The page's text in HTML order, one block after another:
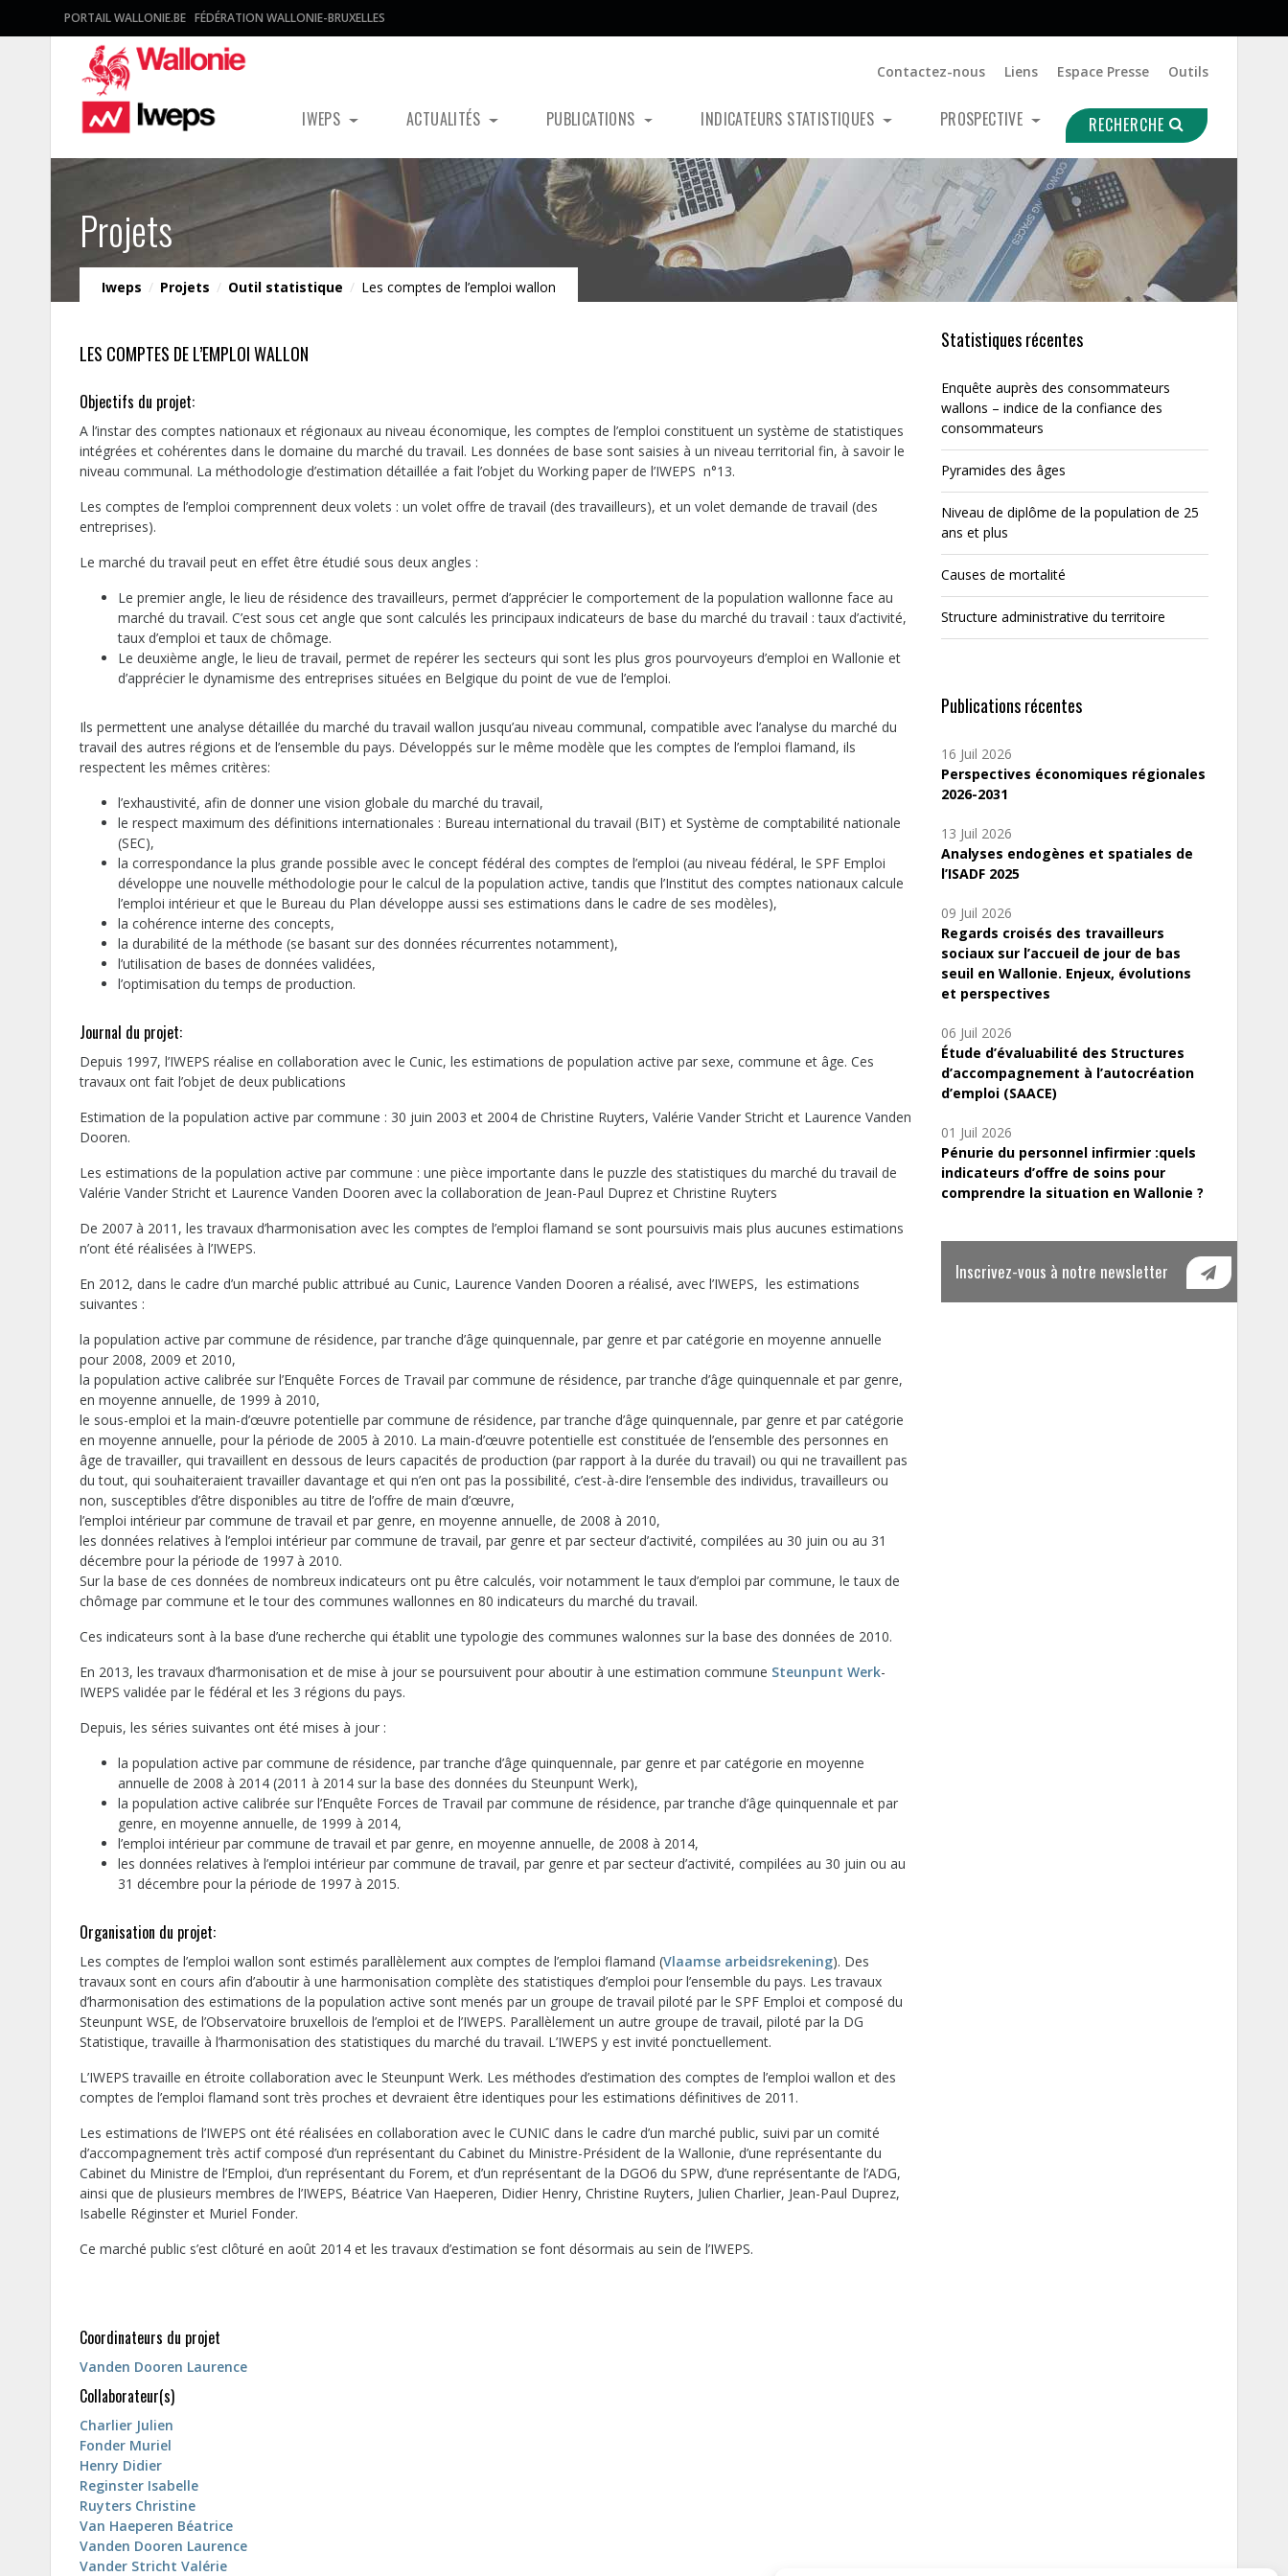
PORTAIL WALLONIE.BE FÉDÉRATION WALLONIE-BRUXELLES
Contactez-nous Liens Espace Presse Outils
IWEPS ACTUALITÉS PUBLICATIONS INDICATEURS STATISTIQUES PROSPECTIVE RECHERCHE
Projets
Iweps / Projets / Outil statistique / Les comptes de l’emploi wallon
LES COMPTES DE L’EMPLOI WALLON
Objectifs du projet:
A l’instar des comptes nationaux et régionaux au niveau économique, les comptes de l’emploi constituent un système de statistiques
intégrées et cohérentes dans le domaine du marché du travail. Les données de base sont saisies à un niveau territorial fin, à savoir le
niveau communal. La méthodologie d’estimation détaillée a fait l’objet du Working paper de l’IWEPS n°13.
Les comptes de l’emploi comprennent deux volets : un volet offre de travail (des travailleurs), et un volet demande de travail (des
entreprises).
Le marché du travail peut en effet être étudié sous deux angles :
Le premier angle, le lieu de résidence des travailleurs, permet d’apprécier le comportement de la population wallonne face au
marché du travail. C’est sous cet angle que sont calculés les principaux indicateurs de base du marché du travail : taux d’activité,
taux d’emploi et taux de chômage.
Le deuxième angle, le lieu de travail, permet de repérer les secteurs qui sont les plus gros pourvoyeurs d’emploi en Wallonie et
d’apprécier le dynamisme des entreprises situées en Belgique du point de vue de l’emploi.
Ils permettent une analyse détaillée du marché du travail wallon jusqu’au niveau communal, compatible avec l’analyse du marché du
travail des autres régions et de l’ensemble du pays. Développés sur le même modèle que les comptes de l’emploi flamand, ils
respectent les mêmes critères:
l’exhaustivité, afin de donner une vision globale du marché du travail,
le respect maximum des définitions internationales : Bureau international du travail (BIT) et Système de comptabilité nationale
(SEC),
la correspondance la plus grande possible avec le concept fédéral des comptes de l’emploi (au niveau fédéral, le SPF Emploi
développe une nouvelle méthodologie pour le calcul de la population active, tandis que l’Institut des comptes nationaux calcule
l’emploi intérieur et que le Bureau du Plan développe aussi ses estimations dans le cadre de ses modèles),
la cohérence interne des concepts,
la durabilité de la méthode (se basant sur des données récurrentes notamment),
l’utilisation de bases de données validées,
l’optimisation du temps de production.
Journal du projet:
Depuis 1997, l’IWEPS réalise en collaboration avec le Cunic, les estimations de population active par sexe, commune et âge. Ces
travaux ont fait l’objet de deux publications
Estimation de la population active par commune : 30 juin 2003 et 2004 de Christine Ruyters, Valérie Vander Stricht et Laurence Vanden
Dooren.
Les estimations de la population active par commune : une pièce importante dans le puzzle des statistiques du marché du travail de
Valérie Vander Stricht et Laurence Vanden Dooren avec la collaboration de Jean-Paul Duprez et Christine Ruyters
De 2007 à 2011, les travaux d’harmonisation avec les comptes de l’emploi flamand se sont poursuivis mais plus aucunes estimations
n’ont été réalisées à l’IWEPS.
En 2012, dans le cadre d’un marché public attribué au Cunic, Laurence Vanden Dooren a réalisé, avec l’IWEPS, les estimations
suivantes :
la population active par commune de résidence, par tranche d’âge quinquennale, par genre et par catégorie en moyenne annuelle
pour 2008, 2009 et 2010,
la population active calibrée sur l’Enquête Forces de Travail par commune de résidence, par tranche d’âge quinquennale et par genre,
en moyenne annuelle, de 1999 à 2010,
le sous-emploi et la main-d’œuvre potentielle par commune de résidence, par tranche d’âge quinquennale, par genre et par catégorie
en moyenne annuelle, pour la période de 2005 à 2010. La main-d’œuvre potentielle est constituée de l’ensemble des personnes en
âge de travailler, qui travaillent en dessous de leurs capacités de production (par rapport à la durée du travail) ou qui ne travaillent pas
du tout, qui souhaiteraient travailler davantage et qui n’en ont pas la possibilité, c’est-à-dire l’ensemble des individus, travailleurs ou
non, susceptibles d’être disponibles au titre de l’offre de main d’œuvre,
l’emploi intérieur par commune de travail et par genre, en moyenne annuelle, de 2008 à 2010,
les données relatives à l’emploi intérieur par commune de travail, par genre et par secteur d’activité, compilées au 30 juin ou au 31
décembre pour la période de 1997 à 2010.
Sur la base de ces données de nombreux indicateurs ont pu être calculés, voir notamment le taux d’emploi par commune, le taux de
chômage par commune et le tour des communes wallonnes en 80 indicateurs du marché du travail.
Ces indicateurs sont à la base d’une recherche qui établit une typologie des communes walonnes sur la base des données de 2010.
En 2013, les travaux d’harmonisation et de mise à jour se poursuivent pour aboutir à une estimation commune Steunpunt Werk-
IWEPS validée par le fédéral et les 3 régions du pays.
Depuis, les séries suivantes ont été mises à jour :
la population active par commune de résidence, par tranche d’âge quinquennale, par genre et par catégorie en moyenne
annuelle de 2008 à 2014 (2011 à 2014 sur la base des données du Steunpunt Werk),
la population active calibrée sur l’Enquête Forces de Travail par commune de résidence, par tranche d’âge quinquennale et par
genre, en moyenne annuelle, de 1999 à 2014,
l’emploi intérieur par commune de travail et par genre, en moyenne annuelle, de 2008 à 2014,
les données relatives à l’emploi intérieur par commune de travail, par genre et par secteur d’activité, compilées au 30 juin ou au
31 décembre pour la période de 1997 à 2015.
Organisation du projet:
Les comptes de l’emploi wallon sont estimés parallèlement aux comptes de l’emploi flamand (Vlaamse arbeidsrekening). Des
travaux sont en cours afin d’aboutir à une harmonisation complète des statistiques d’emploi pour l’ensemble du pays. Les travaux
d’harmonisation des estimations de la population active sont menés par un groupe de travail piloté par le SPF Emploi et composé du
Steunpunt WSE, de l’Observatoire bruxellois de l’emploi et de l’IWEPS. Parallèlement un autre groupe de travail, piloté par la DG
Statistique, travaille à l’harmonisation des statistiques du marché du travail. L’IWEPS y est invité ponctuellement.
L’IWEPS travaille en étroite collaboration avec le Steunpunt Werk. Les méthodes d’estimation des comptes de l’emploi wallon et des
comptes de l’emploi flamand sont très proches et devraient être identiques pour les estimations définitives de 2011.
Les estimations de l’IWEPS ont été réalisées en collaboration avec le CUNIC dans le cadre d’un marché public, suivi par un comité
d’accompagnement très actif composé d’un représentant du Cabinet du Ministre-Président de la Wallonie, d’une représentante du
Cabinet du Ministre de l’Emploi, d’un représentant du Forem, et d’un représentant de la DGO6 du SPW, d’une représentante de l’ADG,
ainsi que de plusieurs membres de l’IWEPS, Béatrice Van Haeperen, Didier Henry, Christine Ruyters, Julien Charlier, Jean-Paul Duprez,
Isabelle Réginster et Muriel Fonder.
Ce marché public s’est clôturé en août 2014 et les travaux d’estimation se font désormais au sein de l’IWEPS.
Coordinateurs du projet
Vanden Dooren Laurence
Collaborateur(s)
Charlier Julien
Fonder Muriel
Henry Didier
Reginster Isabelle
Ruyters Christine
Van Haeperen Béatrice
Vanden Dooren Laurence
Vander Stricht Valérie
Statistiques récentes
Enquête auprès des consommateurs
wallons – indice de la confiance des
consommateurs
Pyramides des âges
Niveau de diplôme de la population de 25
ans et plus
Causes de mortalité
Structure administrative du territoire
Publications récentes
16 Juil 2026
Perspectives économiques régionales
2026-2031
13 Juil 2026
Analyses endogènes et spatiales de
l’ISADF 2025
09 Juil 2026
Regards croisés des travailleurs
sociaux sur l’accueil de jour de bas
seuil en Wallonie. Enjeux, évolutions
et perspectives
06 Juil 2026
Étude d’évaluabilité des Structures
d’accompagnement à l’autocréation
d’emploi (SAACE)
01 Juil 2026
Pénurie du personnel infirmier :quels
indicateurs d’offre de soins pour
comprendre la situation en Wallonie ?
Inscrivez-vous à notre newsletter